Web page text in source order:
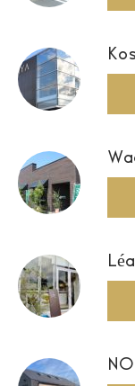
Léa